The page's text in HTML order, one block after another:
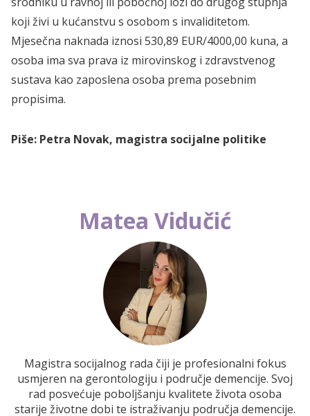
koji živi u kućanstvu s osobom s invaliditetom.
Mjesečna naknada iznosi 530,89 EUR/4000,00 kuna, a
osoba ima sva prava iz mirovinskog i zdravstvenog
sustava kao zaposlena osoba prema posebnim
propisima.
Piše: Petra Novak, magistra socijalne politike
Matea Vidučić
Magistra socijalnog rada čiji je profesionalni fokus
usmjeren na gerontologiju i područje demencije. Svoj
rad posvećuje poboljšanju kvalitete života osoba
starije životne dobi te istraživanju područja demencije.